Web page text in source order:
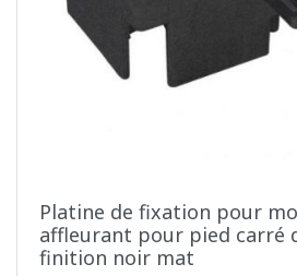
Platine de fixation pour
affleurant pour pied carré
finition noir mat